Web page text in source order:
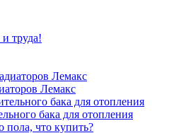
труда!
Лемакс
бака для отопления